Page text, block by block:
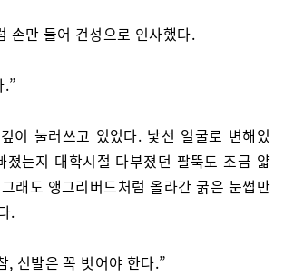
손만 들어 건성으로 인사했다.
.”
이 눌러쓰고 있었다. 낯선 얼굴로 변해있
졌는지 대학시절 다부졌던 팔뚝도 조금 얇
래도 앵그리버드처럼 올라간 굵은 눈썹만
.
, 신발은 꼭 벗어야 한다.”